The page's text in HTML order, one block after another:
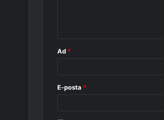
Ad *
E-posta *